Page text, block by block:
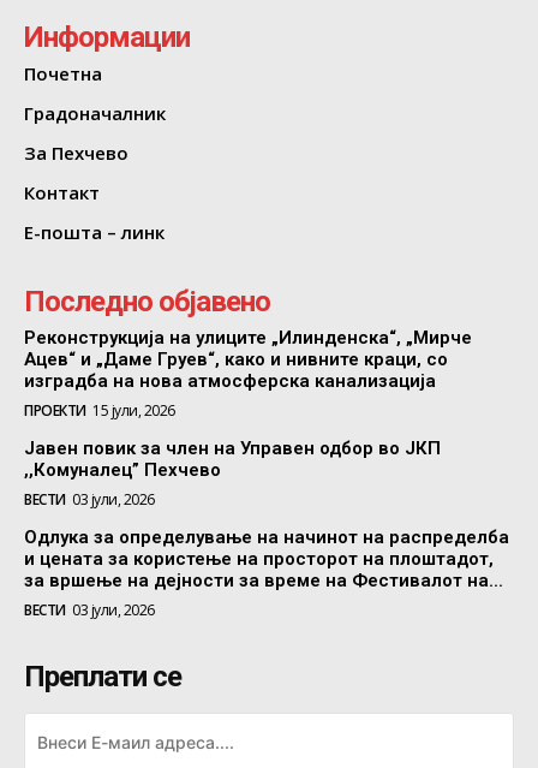
Информации
Почетна
Градоначалник
За Пехчево
Контакт
Е-пошта – линк
Последно објавено
Реконструкција на улиците „Илинденска“, „Мирче
Ацев“ и „Даме Груев“, како и нивните краци, со
изградба на нова атмосферска канализација
ПРОЕКТИ 15 јули, 2026
Јавен повик за член на Управен одбор во ЈКП
,,Комуналец” Пехчево
ВЕСТИ 03 јули, 2026
Одлука за определување на начинот на распределба
и цената за користење на просторот на плоштадот,
за вршење на дејности за време на Фестивалот на...
ВЕСТИ 03 јули, 2026
Преплати се